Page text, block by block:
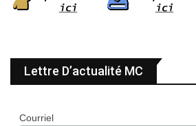
Lettre D’actualité MC
Courriel